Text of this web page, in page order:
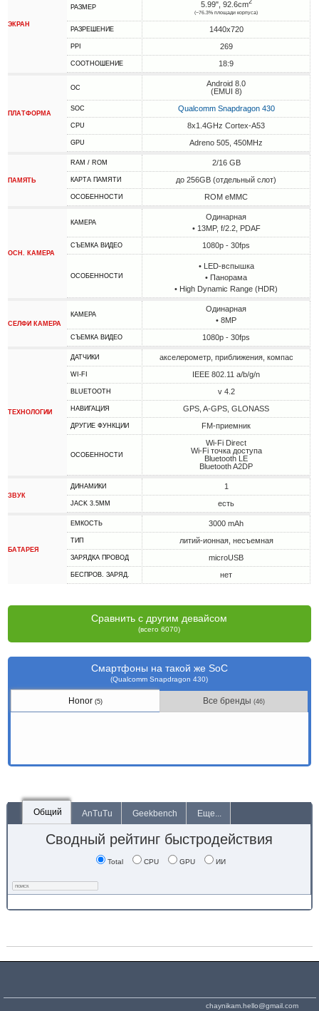
ЭКРАН
РАЗМЕР 5.99", 92.6cm2
(~76.3% площади корпуса)
РАЗРЕШЕНИЕ 1440x720
PPI 269
СООТНОШЕНИЕ 18:9
ПЛАТФОРМА
ОС
Android 8.0
(EMUI 8)
SOC Qualcomm Snapdragon 430
CPU 8x1.4GHz Cortex-A53
GPU Adreno 505, 450MHz
ПАМЯТЬ
RAM / ROM 2/16 GB
КАРТА ПАМЯТИ до 256GB (отдельный слот)
ОСОБЕННОСТИ ROM eMMC
ОСН. КАМЕРА
КАМЕРА
Одинарная
• 13MP, f/2.2, PDAF
СЪЕМКА ВИДЕО 1080p - 30fps
ОСОБЕННОСТИ
• LED-вспышка
• Панорама
• High Dynamic Range (HDR)
СЕЛФИ КАМЕРА
КАМЕРА
Одинарная
• 8MP
СЪЕМКА ВИДЕО 1080p - 30fps
ТЕХНОЛОГИИ
ДАТЧИКИ акселерометр, приближения, компас
WI-FI IEEE 802.11 a/b/g/n
BLUETOOTH v 4.2
НАВИГАЦИЯ GPS, A-GPS, GLONASS
ДРУГИЕ ФУНКЦИИ FM-приемник
ОСОБЕННОСТИ
Wi-Fi Direct
Wi-Fi точка доступа
Bluetooth LE
Bluetooth A2DP
ЗВУК
ДИНАМИКИ 1
JACK 3.5MM есть
БАТАРЕЯ
ЕМКОСТЬ 3000 mAh
ТИП литий-ионная, несъемная
ЗАРЯДКА ПРОВОД microUSB
БЕСПРОВ. ЗАРЯД. нет
Сравнить с другим девайсом
(всего 6070)
Смартфоны на такой же SoC
(Qualcomm Snapdragon 430)
Honor(5) Все бренды(46)
Общий AnTuTu Geekbench Еще...
Сводный рейтинг быстродействия
Total CPU GPU ИИ
chaynikam.hello@gmail.com